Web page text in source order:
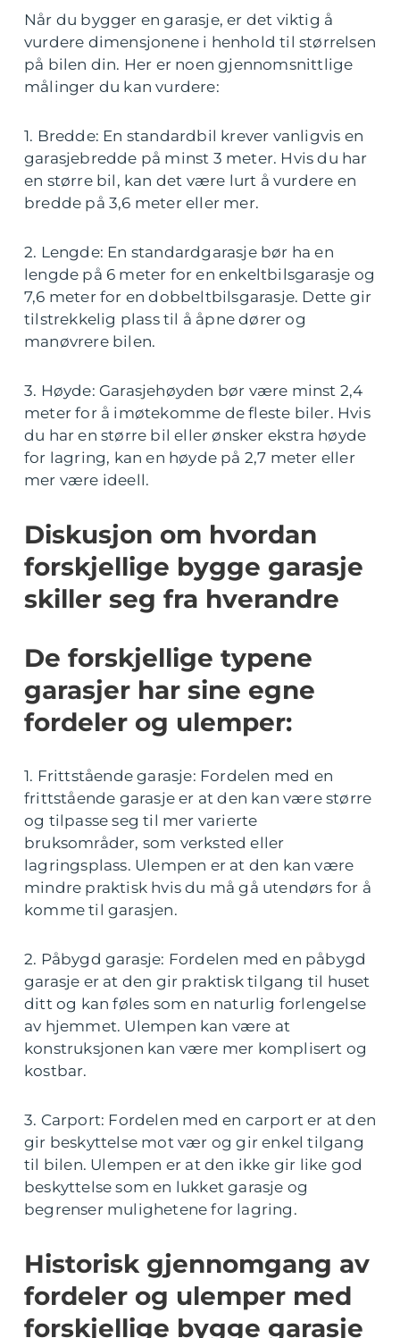
Når du bygger en garasje, er det viktig å
vurdere dimensjonene i henhold til størrelsen
på bilen din. Her er noen gjennomsnittlige
målinger du kan vurdere:
1. Bredde: En standardbil krever vanligvis en
garasjebredde på minst 3 meter. Hvis du har
en større bil, kan det være lurt å vurdere en
bredde på 3,6 meter eller mer.
2. Lengde: En standardgarasje bør ha en
lengde på 6 meter for en enkeltbilsgarasje og
7,6 meter for en dobbeltbilsgarasje. Dette gir
tilstrekkelig plass til å åpne dører og
manøvrere bilen.
3. Høyde: Garasjehøyden bør være minst 2,4
meter for å imøtekomme de fleste biler. Hvis
du har en større bil eller ønsker ekstra høyde
for lagring, kan en høyde på 2,7 meter eller
mer være ideell.
Diskusjon om hvordan
forskjellige bygge garasje
skiller seg fra hverandre
De forskjellige typene
garasjer har sine egne
fordeler og ulemper:
1. Frittstående garasje: Fordelen med en
frittstående garasje er at den kan være større
og tilpasse seg til mer varierte
bruksområder, som verksted eller
lagringsplass. Ulempen er at den kan være
mindre praktisk hvis du må gå utendørs for å
komme til garasjen.
2. Påbygd garasje: Fordelen med en påbygd
garasje er at den gir praktisk tilgang til huset
ditt og kan føles som en naturlig forlengelse
av hjemmet. Ulempen kan være at
konstruksjonen kan være mer komplisert og
kostbar.
3. Carport: Fordelen med en carport er at den
gir beskyttelse mot vær og gir enkel tilgang
til bilen. Ulempen er at den ikke gir like god
beskyttelse som en lukket garasje og
begrenser mulighetene for lagring.
Historisk gjennomgang av
fordeler og ulemper med
forskjellige bygge garasje